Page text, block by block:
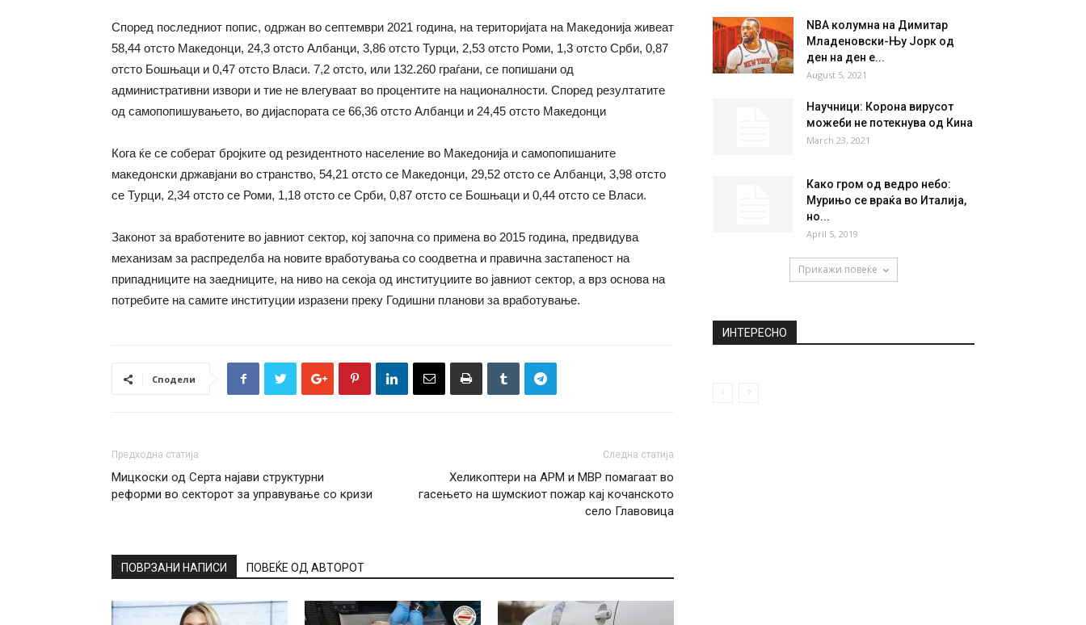
Според последниот попис, одржан во септември 2021 година, на територијата на Македонија живеат
58,44 отсто Македонци, 24,3 отсто Албанци, 3,86 отсто Турци, 2,53 отсто Роми, 1,3 отсто Срби, 0,87
отсто Бошњаци и 0,47 отсто Власи. 7,2 отсто, или 132.260 граѓани, се попишани од
административни извори и тие не влегуваат во процентите на националности. Според резултатите
од самопопишувањето, во дијаспората се 66,36 отсто Албанци и 24,45 отсто Македонци
Кога ќе се соберат бројките од резидентното население во Македонија и самопопишаните
македонски државјани во странство, 54,21 отсто се Македонци, 29,52 отсто се Албанци, 3,98 отсто
се Турци, 2,34 отсто се Роми, 1,18 отсто се Срби, 0,87 отсто се Бошњаци и 0,44 отсто се Власи.
Законот за вработените во јавниот сектор, кој започна со примена во 2015 година, предвидува
механизам за распределба на новите вработувања со соодветна и правична застапеност на
припадниците на заедниците, на ниво на секоја од институциите во јавниот сектор, а врз основа на
потребите на самите институции изразени преку Годишни планови за вработување.
Сподели
Предходна статија
Мицкоски од Серта најави структурни
реформи во секторот за управување со кризи
Следна статија
Хеликоптери на АРМ и МВР помагаат во
гасењето на шумскиот пожар кај кочанското
село Главовица
ПОВРЗАНИ НАПИСИ ПОВЕЌЕ ОД АВТОРОТ
33° 36 39° 39° 41
Нестабилно време со дожд,
NBA колумна на Димитар
Младеновски-Њу Јорк од